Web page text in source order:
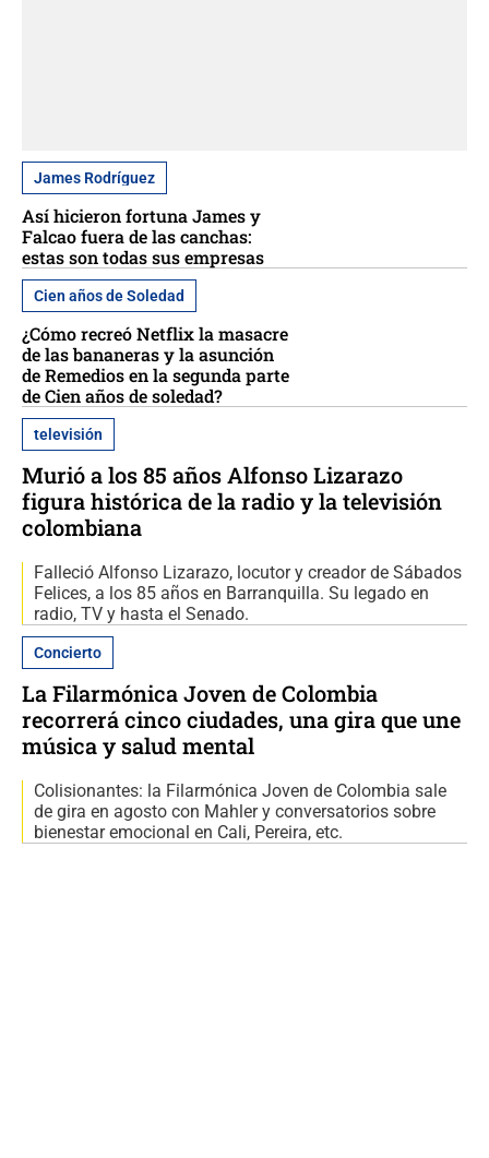
James Rodríguez
Así hicieron fortuna James y
Falcao fuera de las canchas:
estas son todas sus empresas
Cien años de Soledad
¿Cómo recreó Netflix la masacre
de las bananeras y la asunción
de Remedios en la segunda parte
de Cien años de soledad?
televisión
Murió a los 85 años Alfonso Lizarazo
figura histórica de la radio y la televisión
colombiana
Falleció Alfonso Lizarazo, locutor y creador de Sábados
Felices, a los 85 años en Barranquilla. Su legado en
radio, TV y hasta el Senado.
Concierto
La Filarmónica Joven de Colombia
recorrerá cinco ciudades, una gira que une
música y salud mental
Colisionantes: la Filarmónica Joven de Colombia sale
de gira en agosto con Mahler y conversatorios sobre
bienestar emocional en Cali, Pereira, etc.